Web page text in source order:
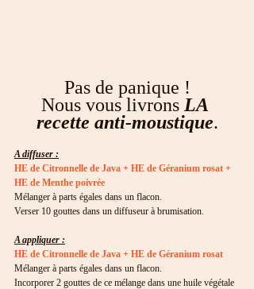
Pas de panique !
Nous vous livrons LA
recette anti-moustique.
A diffuser :
HE de Citronnelle de Java + HE de Géranium rosat +
HE de Menthe poivrée
Mélanger à parts égales dans un flacon.
Verser 10 gouttes dans un diffuseur à brumisation.
A appliquer :
HE de Citronnelle de Java + HE de Géranium rosat
Mélanger à parts égales dans un flacon.
Incorporer 2 gouttes de ce mélange dans une huile végétale